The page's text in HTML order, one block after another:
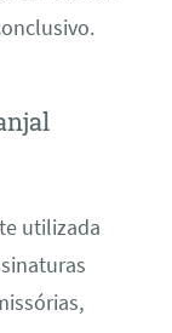
utilizada